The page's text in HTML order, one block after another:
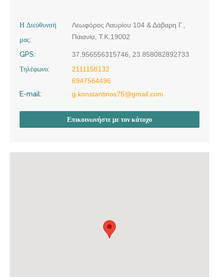
Η Διεύθυνσή
μας:
Λεωφόρος Λαυρίου 104 & Δάβαρη Γ.,
Παιανία, Τ.Κ.19002
GPS:
37.956556315746, 23.858082892733
Τηλέφωνο:
2111158132
6947564496
E-mail:
g.konstantinos75@gmail.com
Επικοινωνήστε με τον κάτοχο